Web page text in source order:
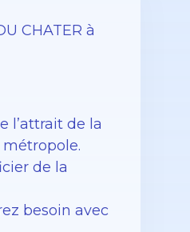
CHATER à
l’attrait de la
de la
besoin avec